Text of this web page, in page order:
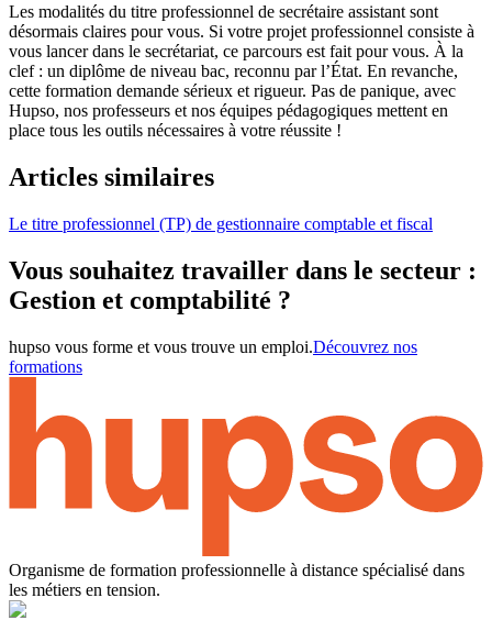
Les modalités du titre professionnel de secrétaire assistant sont
désormais claires pour vous. Si votre projet professionnel consiste à
vous lancer dans le secrétariat, ce parcours est fait pour vous. À la
clef : un diplôme de niveau bac, reconnu par l’État. En revanche,
cette formation demande sérieux et rigueur. Pas de panique, avec
Hupso, nos professeurs et nos équipes pédagogiques mettent en
place tous les outils nécessaires à votre réussite !
Articles similaires
Le titre professionnel (TP) de gestionnaire comptable et fiscal
Vous souhaitez travailler dans le secteur :
Gestion et comptabilité ?
hupso vous forme et vous trouve un emploi.Découvrez nos
formations
Organisme de formation professionnelle à distance spécialisé dans
les métiers en tension.